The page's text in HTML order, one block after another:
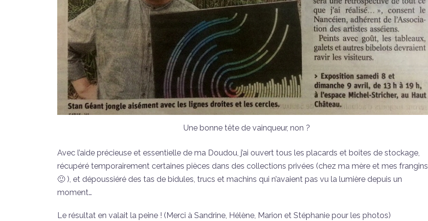
Une bonne tête de vainqueur, non ?
Avec l’aide précieuse et essentielle de ma Doudou, j’ai ouvert tous les placards et boites de stockage,
récupéré temporairement certaines pièces dans des collections privées (chez ma mère et mes frangins
🙂 ), et dépoussiéré des tas de bidules, trucs et machins qui n’avaient pas vu la lumière depuis un
moment…
Le résultat en valait la peine ! (Merci à Sandrine, Hélène, Marion et Stéphanie pour les photos)